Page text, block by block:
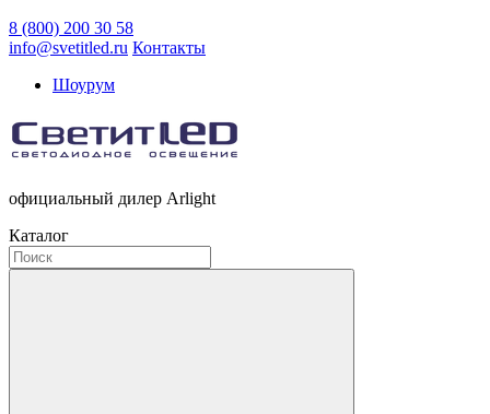
8 (800) 200 30 58
info@svetitled.ru Контакты
Шоурум
официальный дилер Arlight
Каталог